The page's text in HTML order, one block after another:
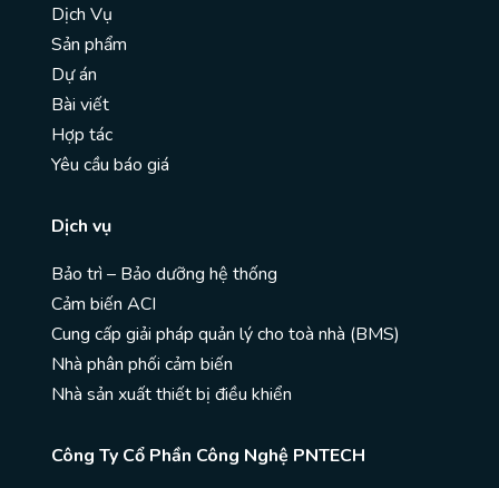
Dịch Vụ
Sản phẩm
Dự án
Bài viết
Hợp tác
Yêu cầu báo giá
Dịch vụ
Bảo trì – Bảo dưỡng hệ thống
Cảm biến ACI
Cung cấp giải pháp quản lý cho toà nhà (BMS)
Nhà phân phối cảm biến
Nhà sản xuất thiết bị điều khiển
Công Ty Cổ Phần Công Nghệ PNTECH